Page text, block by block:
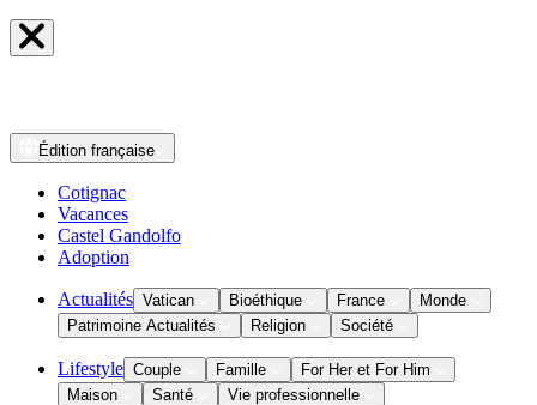
Édition française
Cotignac
Vacances
Castel Gandolfo
Adoption
Actualités Vatican Bioéthique France
Monde
Patrimoine Actualités
Religion Société
Lifestyle Couple Famille
For Her et For Him
Maison
Santé Vie professionnelle